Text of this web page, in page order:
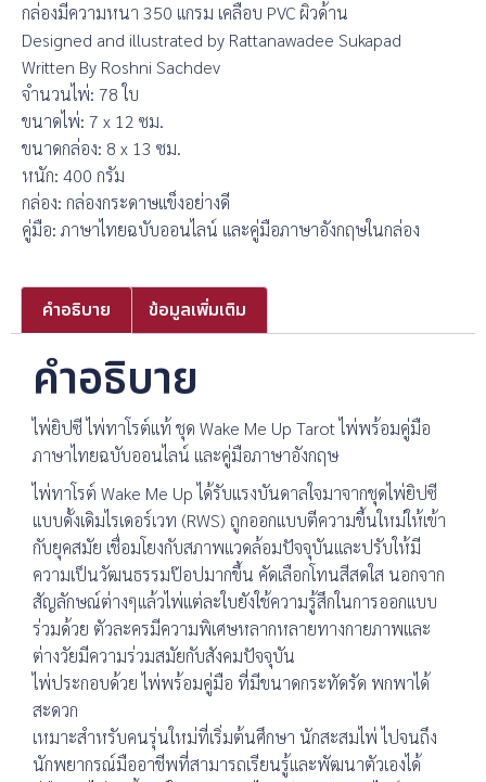
กล่องมีความหนา 350 แกรม เคลือบ PVC ผิวด้าน
Designed and illustrated by Rattanawadee Sukapad
Written By Roshni Sachdev
จำนวนไพ่: 78 ใบ
ขนาดไพ่: 7 x 12 ซม.
ขนาดกล่อง: 8 x 13 ซม.
หนัก: 400 กรัม
กล่อง: กล่องกระดาษแข็งอย่างดี
คู่มือ: ภาษาไทยฉบับออนไลน์ และคู่มือภาษาอังกฤษในกล่อง
คำอธิบาย ข้อมูลเพิ่มเติม
คำอธิบาย
ไพ่ยิปซี ไพ่ทาโรต์แท้ ชุด Wake Me Up Tarot ไพ่พร้อมคู่มือ
ภาษาไทยฉบับออนไลน์ และคู่มือภาษาอังกฤษ
ไพ่ทาโรต์ Wake Me Up ได้รับแรงบันดาลใจมาจากชุดไพ่ยิปซี
แบบดั้งเดิมไรเดอร์เวท (RWS) ถูกออกแบบตีความขึ้นใหม่ให้เข้า
กับยุคสมัย เชื่อมโยงกับสภาพแวดล้อมปัจจุบันและปรับให้มี
ความเป็นวัฒนธรรมป๊อปมากขึ้น คัดเลือกโทนสีสดใส นอกจาก
สัญลักษณ์ต่างๆแล้วไพ่แต่ละใบยังใช้ความรู้สึกในการออกแบบ
ร่วมด้วย ตัวละครมีความพิเศษหลากหลายทางกายภาพและ
ต่างวัยมีความร่วมสมัยกับสังคมปัจจุบัน
ไพ่ประกอบด้วย ไพ่พร้อมคู่มือ ที่มีขนาดกระทัดรัด พกพาได้
สะดวก
เหมาะสำหรับคนรุ่นใหม่ที่เริ่มต้นศึกษา นักสะสมไพ่ ไปจนถึง
นักพยากรณ์มืออาชีพที่สามารถเรียนรู้และพัฒนาตัวเองได้